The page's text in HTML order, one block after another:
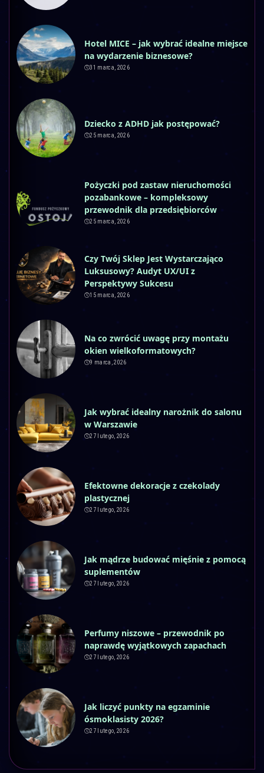
Hotel MICE – jak wybrać idealne miejsce
na wydarzenie biznesowe?
31 marca, 2026
Dziecko z ADHD jak postępować?
25 marca, 2026
Pożyczki pod zastaw nieruchomości
pozabankowe – kompleksowy
przewodnik dla przedsiębiorców
25 marca, 2026
Czy Twój Sklep Jest Wystarczająco
Luksusowy? Audyt UX/UI z
Perspektywy Sukcesu
15 marca, 2026
Na co zwrócić uwagę przy montażu
okien wielkoformatowych?
9 marca, 2026
Jak wybrać idealny narożnik do salonu
w Warszawie
27 lutego, 2026
Efektowne dekoracje z czekolady
plastycznej
27 lutego, 2026
Jak mądrze budować mięśnie z pomocą
suplementów
27 lutego, 2026
Perfumy niszowe – przewodnik po
naprawdę wyjątkowych zapachach
27 lutego, 2026
Jak liczyć punkty na egzaminie
ósmoklasisty 2026?
27 lutego, 2026